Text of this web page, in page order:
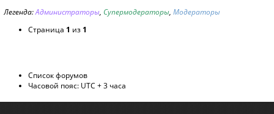
Легенда:Администраторы, Супермодераторы, Модераторы
Страница 1 из 1
Список форумов
Часовой пояс: UTC + 3 часа